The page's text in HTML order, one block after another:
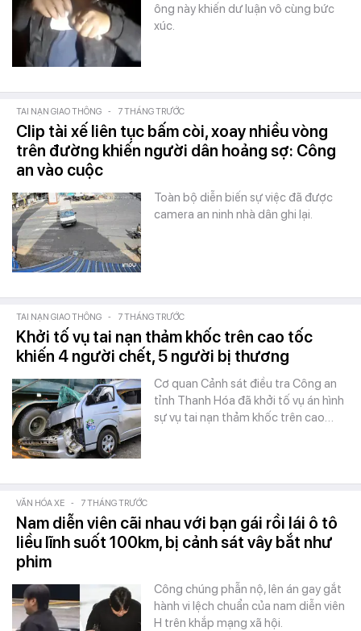
ông này khiến dư luận vô cùng bức
xúc.
TAI NẠN GIAO THÔNG - 7 THÁNG TRƯỚC
Clip tài xế liên tục bấm còi, xoay nhiều vòng
trên đường khiến người dân hoảng sợ: Công
an vào cuộc
Toàn bộ diễn biến sự việc đã được
camera an ninh nhà dân ghi lại.
TAI NẠN GIAO THÔNG - 7 THÁNG TRƯỚC
Khởi tố vụ tai nạn thảm khốc trên cao tốc
khiến 4 người chết, 5 người bị thương
Cơ quan Cảnh sát điều tra Công an
tỉnh Thanh Hóa đã khởi tố vụ án hình
sự vụ tai nạn thảm khốc trên cao…
VĂN HÓA XE - 7 THÁNG TRƯỚC
Nam diễn viên cãi nhau với bạn gái rồi lái ô tô
liều lĩnh suốt 100km, bị cảnh sát vây bắt như
phim
Công chúng phẫn nộ, lên án gay gắt
hành vi lệch chuẩn của nam diễn viên
H trên khắp mạng xã hội.